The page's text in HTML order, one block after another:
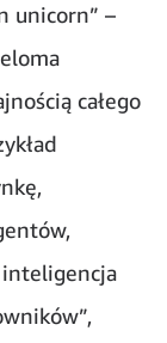
unicorn” –
całego
inteligencja